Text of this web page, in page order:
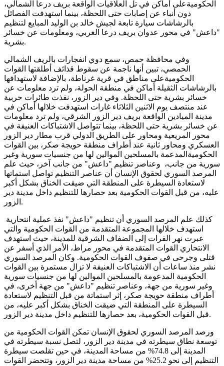
الحكوميةعلى أماكن في تل العلاقيات الواقعة بريف درعا الشمالي،
دون أنباء عن إصابات حتى اللحظة، بينما استهدفت الفصائل
بالرشاشات سيارة تابعة لجيش خالد بن الوليد المبايع لتنظيم
"داعش" في محور عدوان بريف درعا الغربي، ومعلومات عن خسائر
بشرية.
وفي محافظة حمص، سمع دوي انفجارات بالريف الشمالي
الحمصي، تبين أنها ناجمة عن سقوط قذائف أطلقتها القوات
الحكوميةعلى مناطق في قرية غرناطة، بالإضافة لاستهدافها
بالرشاشات الثقيلة أماكن في منطقة الحولة، ولم ترد معلومات عن
خسائر بشرية حتى اللحظة. وفي دير الزور، نفذت طائرات حربية
عند منتصف يوم الاثنين الثلاثاء غارات استهدفت خلالها أماكن في
مدينة الميادين الواقعة بريف دير الزور الشرقي، ولم ترد معلومات
عن خسائر بشرية حتى اللحظة، بينما تتواصل الاشتباكات العنيفة في
محور المريعية ومحاور على الطريق الدولي قرب مطار دير الزور
العسكري ومحاور ثانية عند أطراف منطقة حويجة صكر، بين القوات
الحكوميةالمدعمة بالمسلحين الموالين لها من جنسيات سورية وغير
سورية من جانب، وعناصر تنظيم "داعش" من جانب آخر، حيث علم
المرصد السوري لحقوق الإنسان أن عناصر التنظيم تواصل استماتها
لاستعادة السيطرة على المنطقة التي ضيقت الخناق بشكل أكبر
عليه، من قبل القوات الحكومية بعد حصارها للتنظيم داخل مدينة دير
الزور.
استهدف خلالها المجموعة المتقدمة من القوات الحكومية والتي
عبرت نهر الفرات إلى الضفاف الشرقية للمدينة، حيث استهدف
الانتحاري القوات المتقدمة في محور مراط، الأمر الذي أسفر عن
قتلى وجرحى في صفوف القوات الحكومية. وكان المرصد السوري
نشر منذ ساعات أن الاشتباكات العنيفة لا تزال مستمرة بين القوات
الحكومية المدعومة بالمسلحين الموالين لها من جنسيات سورية
وغير سورية من جهة، وعناصر تنظيم "داعش" من جهة أخرى، في
أطراف منطقة حويجة صكر، إثر استماتة من قبل التنظيم لاستعادة
السيطرة على المنطقة التي ضيقت الخناق بشكل أكبر عليه، من
قبل القوات الحكومية، بعد حصارها للتنظيم داخل مدينة دير الزور.
ورصد المرصد السوري لحقوق الإنسان تمكن القوات الحكومية من
توسعة نطاق سيطرته في مدينة دير الزور، لتصل نسبة سيطرته في
المدينة إلى 74.8% من مساحة المدينة، في حين تقلصت سيطرة
التنظيم إلى نحو 25.2% من مساحة مدينة دير الزور، وتتحضر القوات